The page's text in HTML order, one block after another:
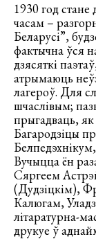
1930 год
часам –
Беларусі”,
фактычна ўся
дзясяткі
атрымаюць
лагероў. Для
шчаслівым;
прыгадваць,
Багародзіцы
Вучыцца ён
Сяргеем
(Дудзіцкім),
Калюгам,
літаратурна-
друкуе ў